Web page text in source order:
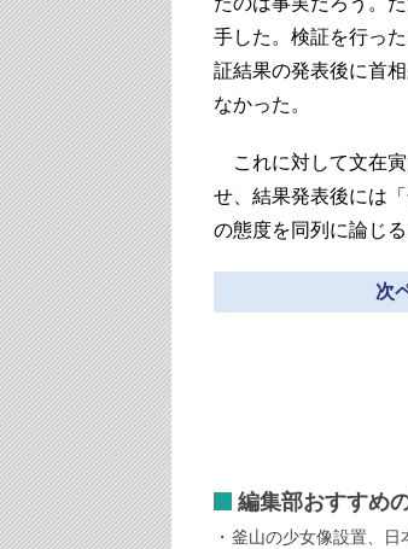
手した。検証を行っ
証結果の発表後に首
なかった。
これに対して文在寅
せ、結果発表後には
の態度を同列に論じ
次
編集部おすすめ
釜山の少女像設置、日